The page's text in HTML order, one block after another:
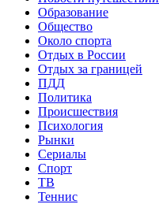
Образование
Общество
Около спорта
Отдых в России
Отдых за границей
ПДД
Политика
Происшествия
Психология
Рынки
Сериалы
Спорт
ТВ
Теннис